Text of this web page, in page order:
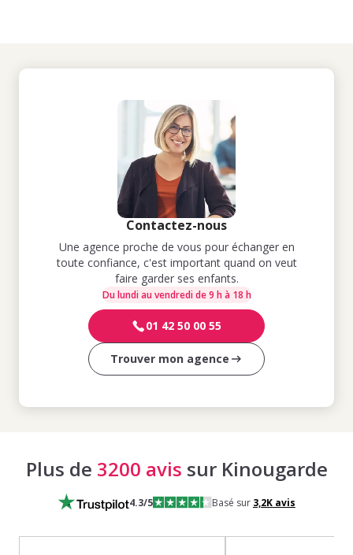
Contactez-nous
Une agence proche de vous pour échanger en
toute confiance, c'est important quand on veut
faire garder ses enfants.
Du lundi au vendredi de 9 h à 18 h
01 42 50 00 55
Trouver mon agence
Plus de 3200 avis sur Kinougarde
4.3/5 Basé sur 3,2Kavis